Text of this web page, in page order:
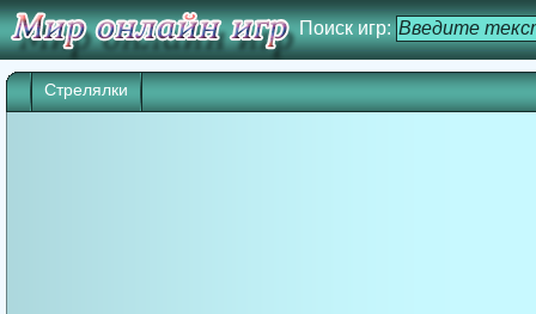
Поиск игр:
Стрелялки